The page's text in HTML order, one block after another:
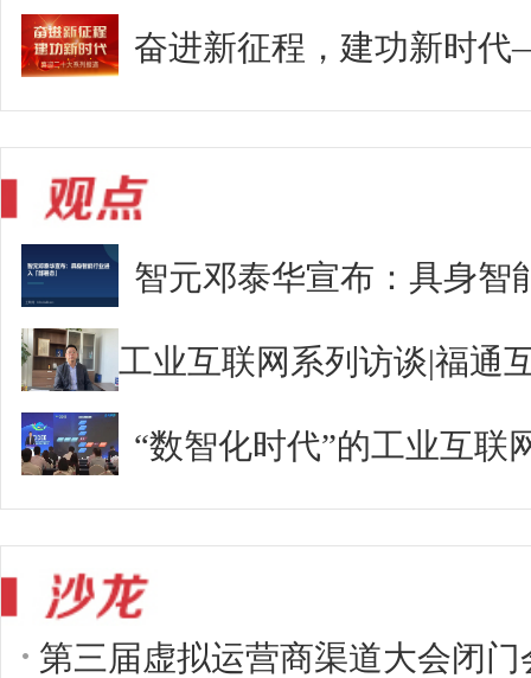
奋进新征程，建功新时
智元邓泰华宣布：具身智
“数智化时代”的工业互联
第三届虚拟运营商渠道大会闭